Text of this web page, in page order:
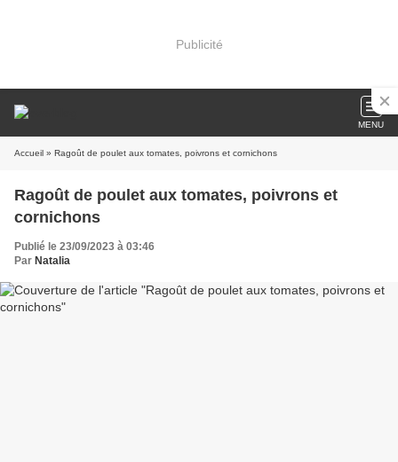
Publicité
MENU
Accueil » Ragoût de poulet aux tomates, poivrons et cornichons
Ragoût de poulet aux tomates, poivrons et
cornichons
Publié le 23/09/2023 à 03:46
Par Natalia